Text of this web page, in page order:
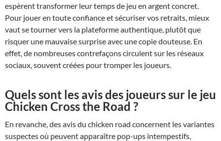
espèrent transformer leur temps de jeu en argent concret.
Pour jouer en toute confiance et sécuriser vos retraits, mieux
vaut se tourner vers la plateforme authentique, plutôt que
risquer une mauvaise surprise avec une copie douteuse. En
effet, de nombreuses contrefaçons circulent sur les réseaux
sociaux, souvent créées pour tromper les joueurs.
Quels sont les avis des joueurs sur le jeu
Chicken Cross the Road ?
En revanche, des avis du chicken road concernent les variantes
suspectes où peuvent apparaître pop-ups intempestifs,